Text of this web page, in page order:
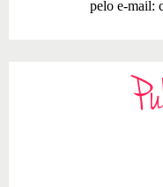
pelo e-mail: